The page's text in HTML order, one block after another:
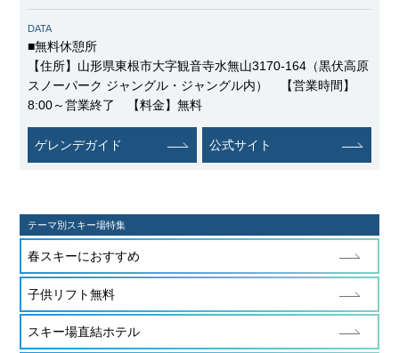
DATA
■無料休憩所
【住所】山形県東根市大字観音寺水無山3170-164（黒伏高原
スノーパーク ジャングル・ジャングル内） 【営業時間】
8:00～営業終了 【料金】無料
ゲレンデガイド 公式サイト
テーマ別スキー場特集
春スキーにおすすめ
子供リフト無料
スキー場直結ホテル